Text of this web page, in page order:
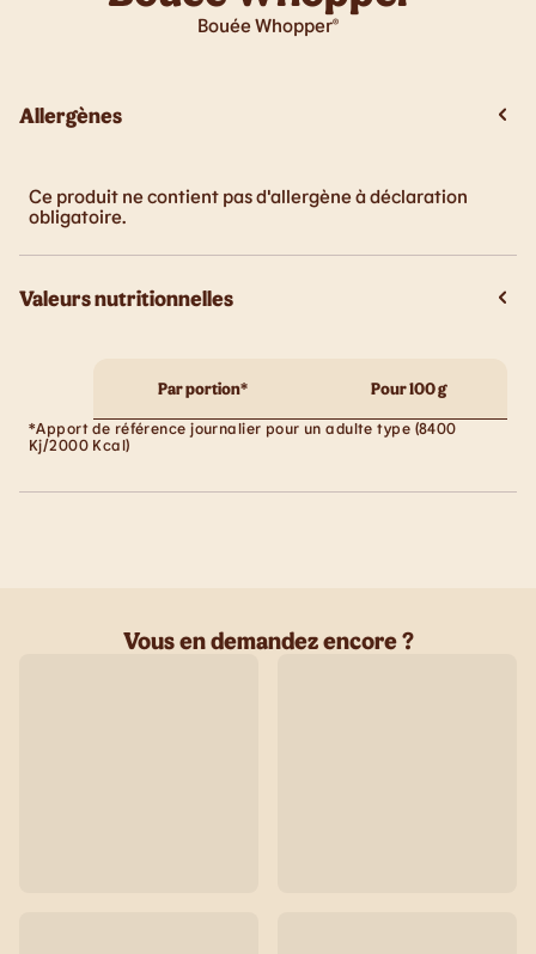
Bouée Whopper®
Allergènes
Ce produit ne contient pas d'allergène à déclaration
obligatoire.
Valeurs nutritionnelles
Par portion* Pour 100 g
*Apport de référence journalier pour un adulte type (8400
Kj/2000 Kcal)
Vous en demandez encore ?